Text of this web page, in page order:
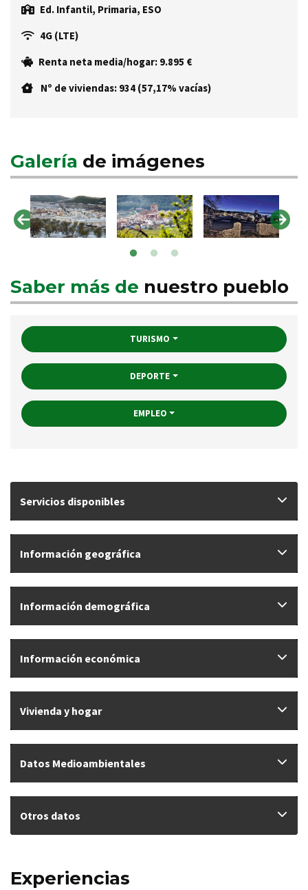
Ed. Infantil, Primaria, ESO
4G (LTE)
Renta neta media/hogar: 9.895 €
Nº de viviendas: 934 (57,17% vacías)
Galería de imágenes
Saber más de nuestro pueblo
TURISMO
DEPORTE
EMPLEO
Servicios disponibles
Información geográfica
Información demográfica
Información económica
Vivienda y hogar
Datos Medioambientales
Otros datos
Experiencias